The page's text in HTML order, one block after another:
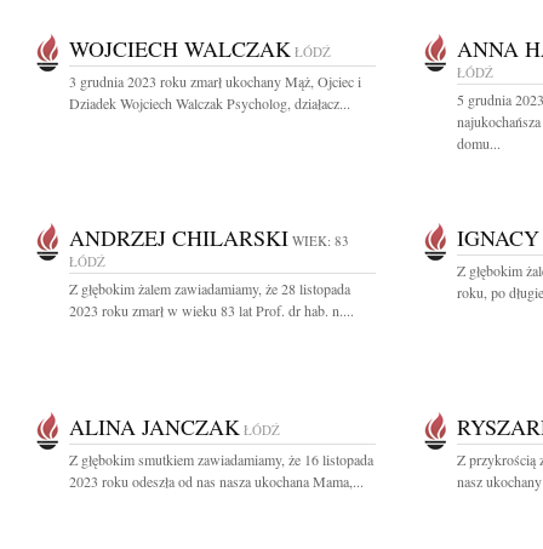
WOJCIECH WALCZAK ŁÓDŹ
3 grudnia 2023 roku zmarł ukochany Mąż, Ojciec i
Dziadek Wojciech Walczak Psycholog, działacz...
ANNA
ŁÓDŹ
5 grudnia
domu...
ANDRZEJ CHILARSKI WIEK: 83
ŁÓDŹ
Z głębokim żalem zawiadamiamy, że 28 listopada
2023 roku zmarł w wieku 83 lat Prof. dr hab. n....
Z głębokim
roku, po
ALINA JANCZAK ŁÓDŹ
Z głębokim smutkiem zawiadamiamy, że 16 listopada
2023 roku odeszła od nas nasza ukochana Mama,...
Z przykrością
nasz